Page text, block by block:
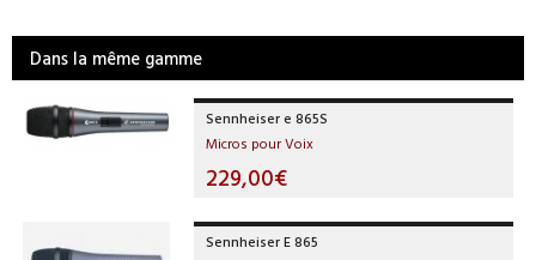
Dans la même gamme
Sennheiser e 865S
Micros pour Voix
229,00€
Sennheiser E 865